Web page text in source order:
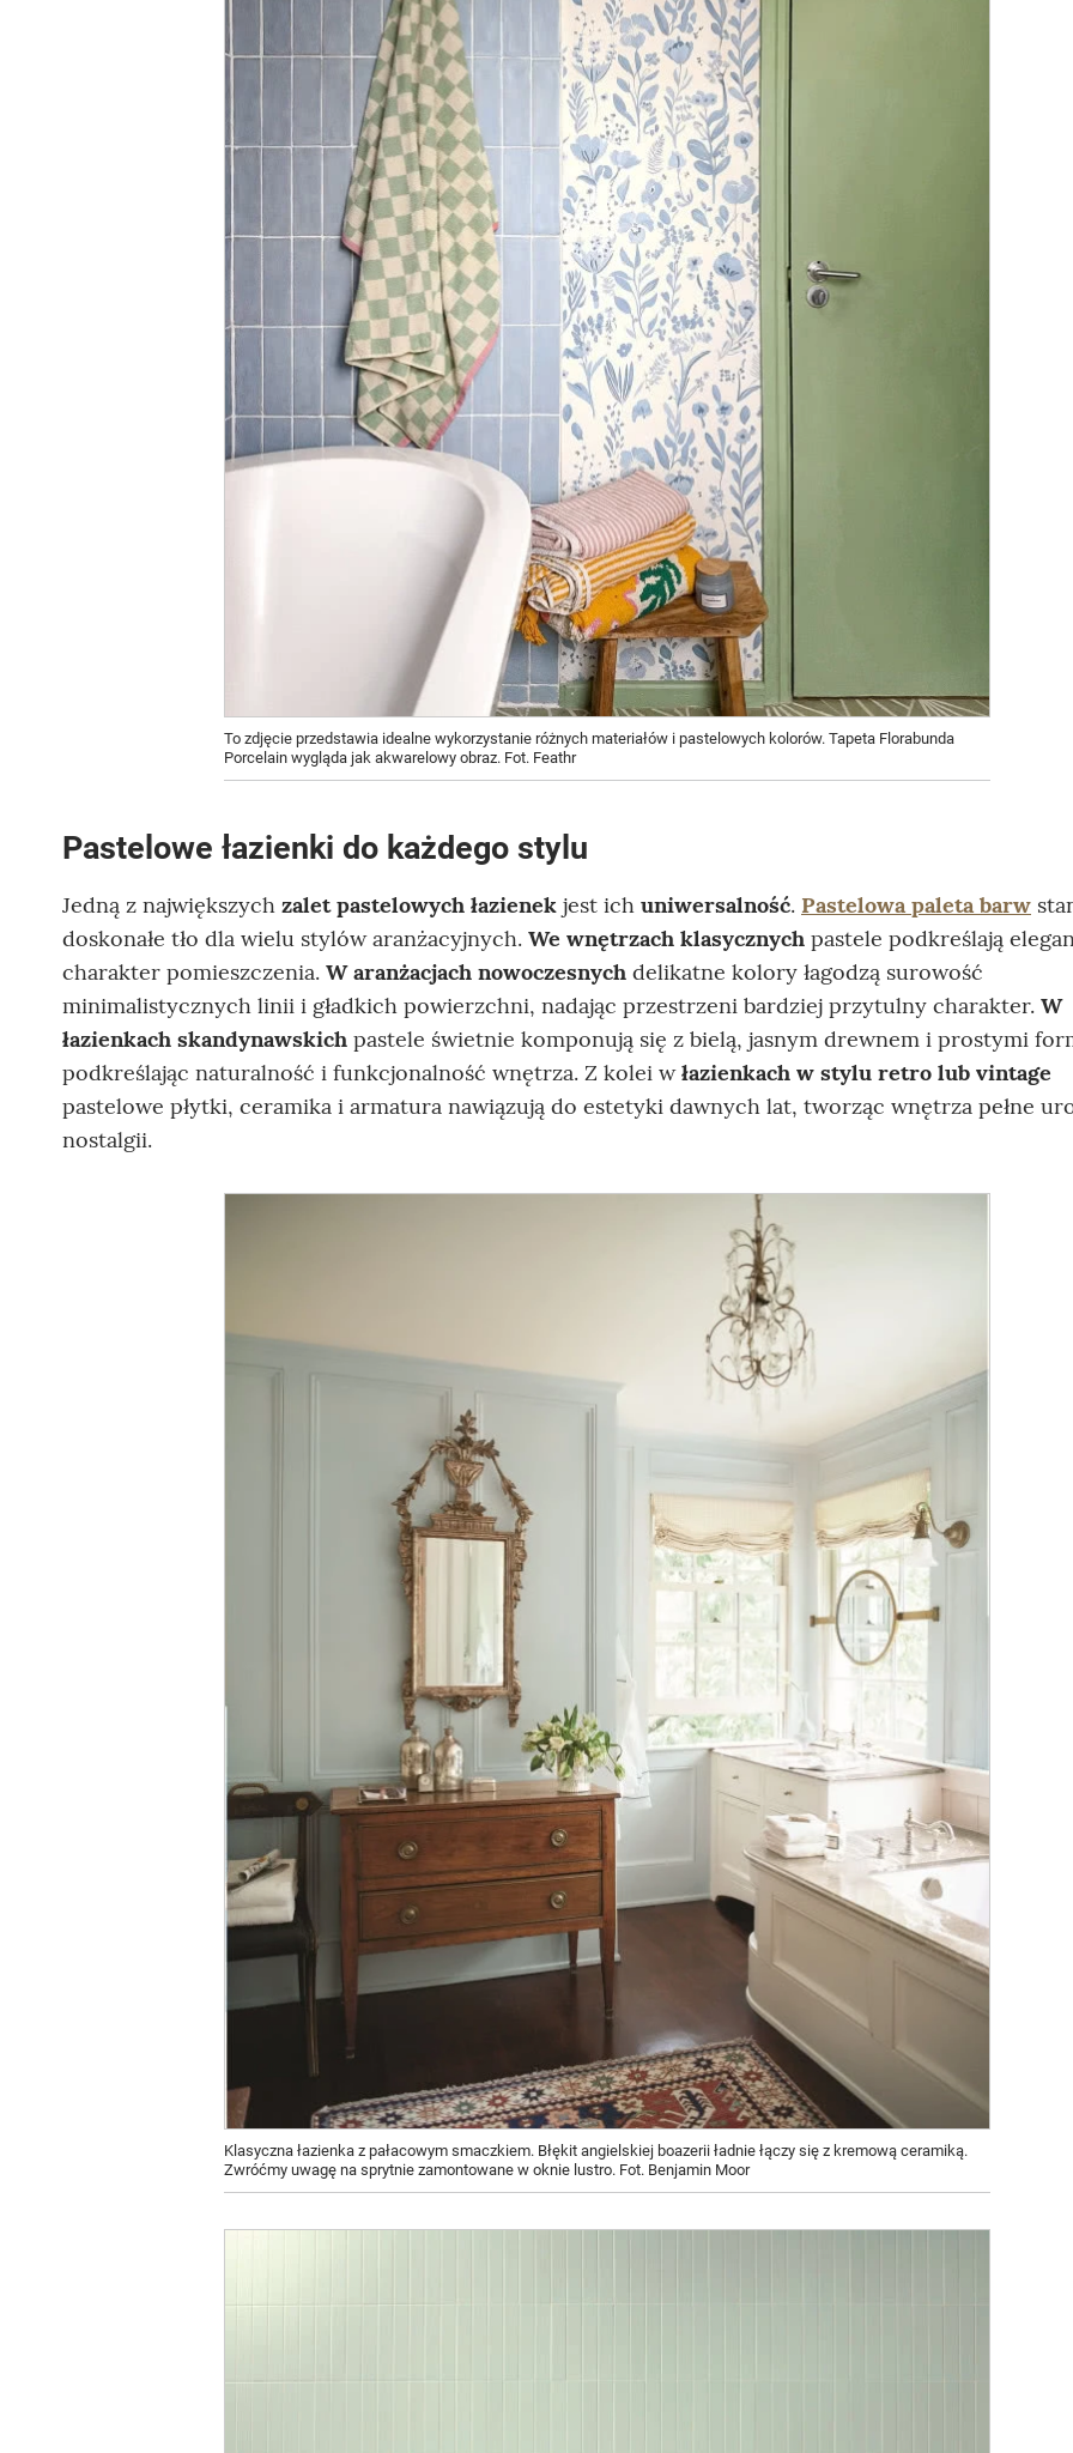
To zdjęcie przedstawia idealne wykorzystanie różnych materiałów i pastelowych kolorów. Tapeta Florabunda
Porcelain wygląda jak akwarelowy obraz. Fot. Feathr
Pastelowe łazienki do każdego stylu
Jedną z największych zalet pastelowych łazienek jest ich uniwersalność. Pastelowa paleta barw
doskonałe tło dla wielu stylów aranżacyjnych. We wnętrzach klasycznych pastele podkreślają
charakter pomieszczenia. W aranżacjach nowoczesnych delikatne kolory łagodzą surowość
minimalistycznych linii i gładkich powierzchni, nadając przestrzeni bardziej przytulny charakter. W
łazienkach skandynawskich pastele świetnie komponują się z bielą, jasnym drewnem i prostymi
podkreślając naturalność i funkcjonalność wnętrza. Z kolei włazienkach w stylu retro lub vintage
pastelowe płytki, ceramika i armatura nawiązują do estetyki dawnych lat, tworząc wnętrza pełne
nostalgii.
Klasyczna łazienka z pałacowym smaczkiem. Błękit angielskiej boazerii ładnie łączy się z kremową ceramiką.
Zwróćmy uwagę na sprytnie zamontowane w oknie lustro. Fot. Benjamin Moor